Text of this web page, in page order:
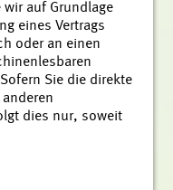
wir auf Grundlage
eines Vertrags
oder an einen
Sie die direkte
dies nur, soweit